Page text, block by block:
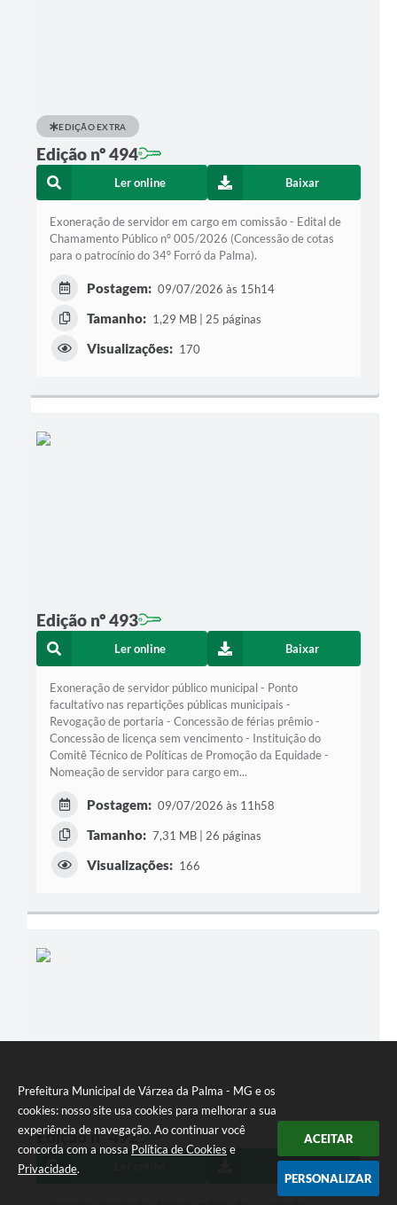
Prefeitura Municipal de Várzea da Palma - MG e os
cookies: nosso site usa cookies para melhorar a sua
experiência de navegação. Ao continuar você
concorda com a nossa Política de Cookies e
Privacidade.
ACEITAR
PERSONALIZAR
EDIÇÃO EXTRA
Edição nº 494
Ler online Baixar
Exoneração de servidor em cargo em comissão - Edital de
Chamamento Público nº 005/2026 (Concessão de cotas
para o patrocínio do 34º Forró da Palma).
Postagem: 09/07/2026 às 15h14
Tamanho: 1,29 MB | 25 páginas
Visualizações: 170
Edição nº 493
Ler online Baixar
Exoneração de servidor público municipal - Ponto
facultativo nas repartições públicas municipais -
Revogação de portaria - Concessão de férias prêmio -
Concessão de licença sem vencimento - Instituição do
Comitê Técnico de Políticas de Promoção da Equidade -
Nomeação de servidor para cargo em...
Postagem: 09/07/2026 às 11h58
Tamanho: 7,31 MB | 26 páginas
Visualizações: 166
Edição nº 492
Baixar